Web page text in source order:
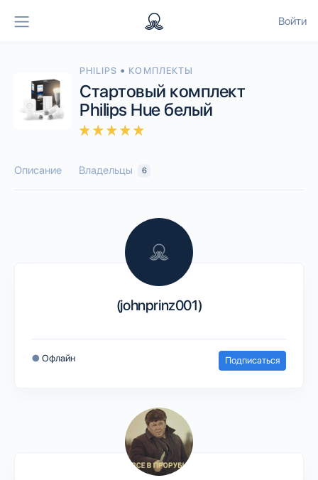
Войти
PHILIPS • КОМПЛЕКТЫ
Стартовый комплект
Philips Hue белый
Описание Владельцы 6
(johnprinz001)
● Офлайн Подписаться